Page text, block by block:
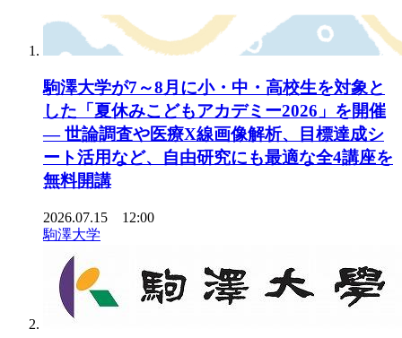
駒澤大学が7～8月に小・中・高校生を対象と
した「夏休みこどもアカデミー2026」を開催
— 世論調査や医療X線画像解析、目標達成シ
ート活用など、自由研究にも最適な全4講座を
無料開講
2026.07.15 12:00
駒澤大学